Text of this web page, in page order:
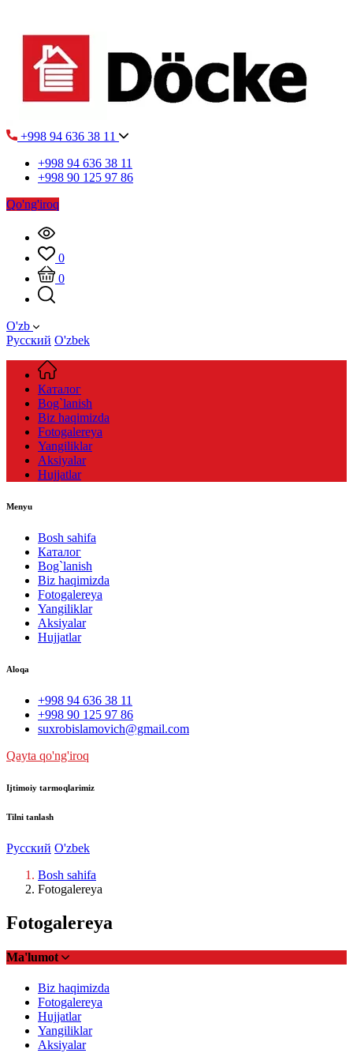
+998 94 636 38 11
+998 94 636 38 11
+998 90 125 97 86
Qo'ng'iroq
0
0
O'zb
Русский O'zbek
Каталог
Bog`lanish
Biz haqimizda
Fotogalereya
Yangiliklar
Aksiyalar
Hujjatlar
Menyu
Bosh sahifa
Каталог
Bog`lanish
Biz haqimizda
Fotogalereya
Yangiliklar
Aksiyalar
Hujjatlar
Aloqa
+998 94 636 38 11
+998 90 125 97 86
suxrobislamovich@gmail.com
Qayta qo'ng'iroq
Ijtimoiy tarmoqlarimiz
Tilni tanlash
Русский O'zbek
Bosh sahifa
Fotogalereya
Fotogalereya
Ma'lumot
Biz haqimizda
Fotogalereya
Hujjatlar
Yangiliklar
Aksiyalar